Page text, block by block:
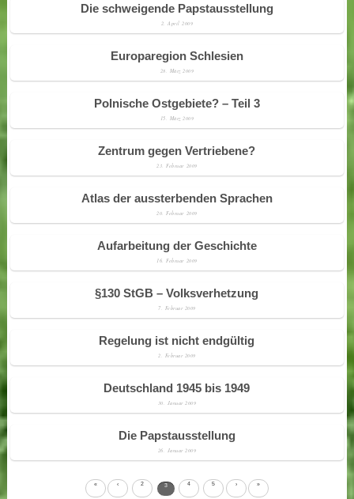
Die schweigende Papstausstellung
2. April 2009
Europaregion Schlesien
28. März 2009
Polnische Ostgebiete? – Teil 3
15. März 2009
Zentrum gegen Vertriebene?
23. Februar 2009
Atlas der aussterbenden Sprachen
20. Februar 2009
Aufarbeitung der Geschichte
16. Februar 2009
§130 StGB – Volksverhetzung
7. Februar 2009
Regelung ist nicht endgültig
2. Februar 2009
Deutschland 1945 bis 1949
30. Januar 2009
Die Papstausstellung
26. Januar 2009
« ‹ 2 3 4 5 › »